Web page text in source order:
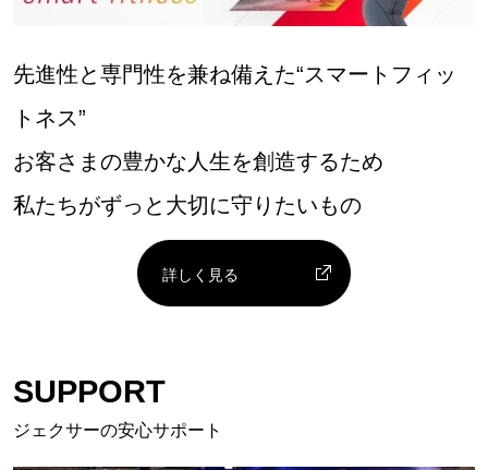
先進性と専門性を兼ね備えた“スマートフィッ
トネス”
お客さまの豊かな人生を創造するため
私たちがずっと大切に守りたいもの
詳しく見る
SUPPORT
ジェクサーの安心サポート